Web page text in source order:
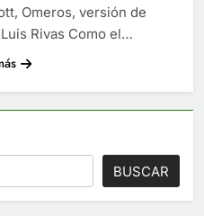
Omeros, versión de
Rivas Como el…
BUSCAR